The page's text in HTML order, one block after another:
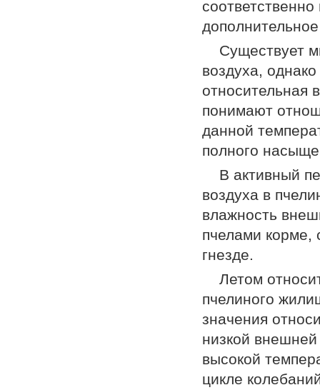
Существует
воздуха,
относительная
понимают
данной
полного
В активный
воздуха в
влажность
пчелами корме,
гнезде.
Летом
пчелиного
значения
низкой
высокой
цикле